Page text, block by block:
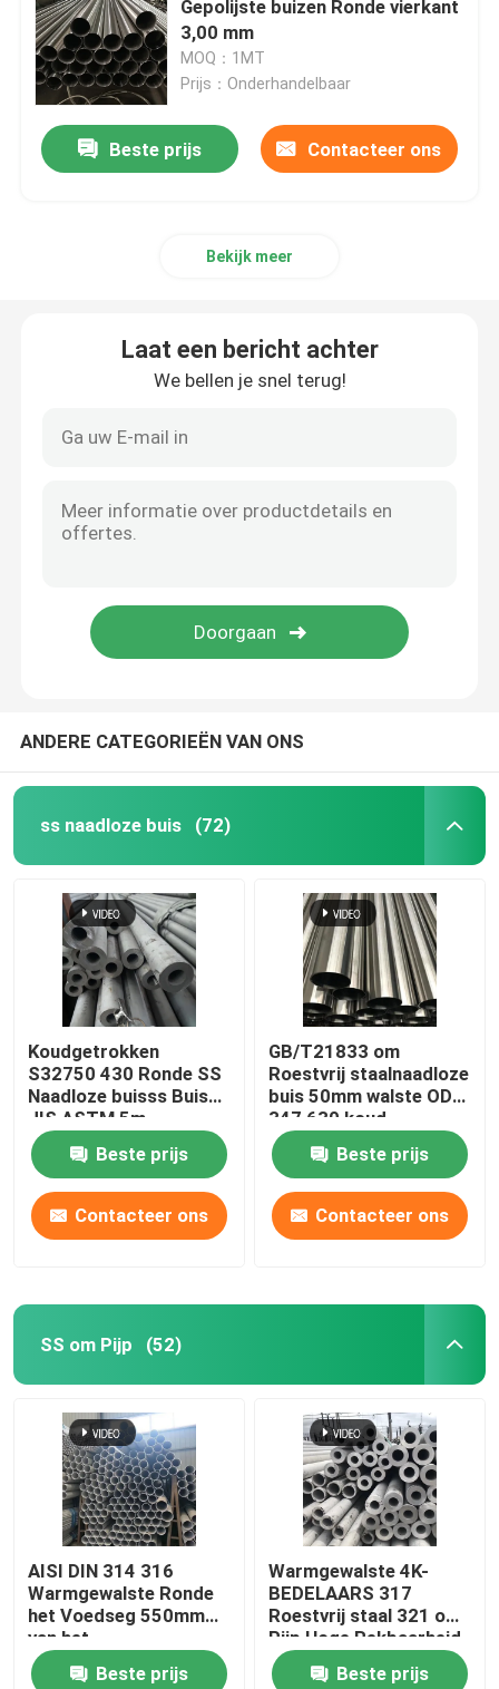
Roestvrij staal om Staaf
De Bar van de roestvrij staalhoek
Roestvrij staalprofiel
met een breedte van niet meer dan 50 mm
Koper Ronde Bar
Het Blad van de koperplaat
Gepolijste buizen Ronde vierkant
3,00 mm
MOQ：1MT
Prijs：Onderhandelbaar
Beste prijs Contacteer ons
Bekijk meer
Laat een bericht achter
We bellen je snel terug!
ANDERE CATEGORIEËN VAN ONS
ss naadloze buis (72)
Koudgetrokken
S32750 430 Ronde SS
Naadloze buisss Buis
JIS ASTM 5m
Beste prijs
Contacteer ons
GB/T21833 om
Roestvrij staalnaadloze
buis 50mm walste OD
347 630 koud
Beste prijs
Contacteer ons
SS om Pijp (52)
AISI DIN 314 316
Warmgewalste Ronde
het Voedseg 550mm
van het
Staalbuizenstelsel
Beste prijs
Warmgewalste 4K-
BEDELAARS 317
Roestvrij staal 321 om
Pijp Hoge Rekbaarheid
BS DIN
Beste prijs